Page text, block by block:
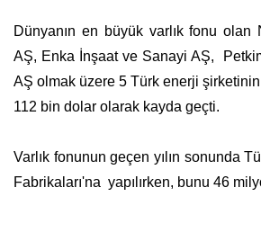
Dünyanın en büyük varlık fonu
AŞ, Enka İnşaat ve Sanayi AŞ,
AŞ olmak üzere 5 Türk enerji
112 bin dolar olarak kayda geçti.
Varlık fonunun geçen yılın sonunda
Fabrikaları'na yapılırken, bunu 46